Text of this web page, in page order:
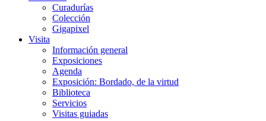
Curadurías
Colección
Gigapixel
Visita
Información general
Exposiciones
Agenda
Exposición: Bordado, de la virtud
Biblioteca
Servicios
Visitas guiadas